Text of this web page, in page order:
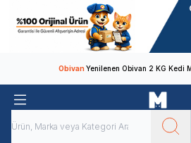
ObivanYenilenen Obivan 2 KG Kedi